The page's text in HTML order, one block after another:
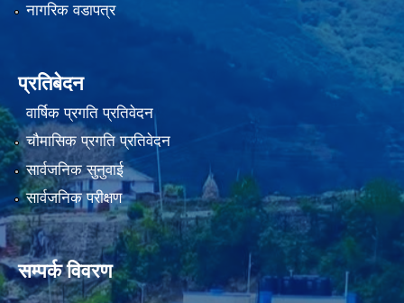
नागरिक वडापत्र
प्रतिबेदन
वार्षिक प्रगति प्रतिवेदन
चौमासिक प्रगति प्रतिवेदन
सार्वजनिक सुनुवाई
सार्वजनिक परीक्षण
सम्पर्क विवरण